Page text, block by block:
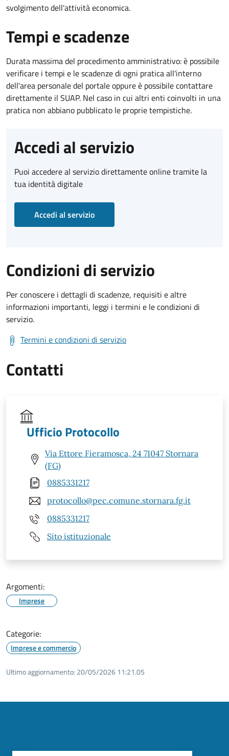
svolgimento dell'attività economica.
Tempi e scadenze
Durata massima del procedimento amministrativo: è possibile
verificare i tempi e le scadenze di ogni pratica all'interno
dell'area personale del portale oppure è possibile contattare
direttamente il SUAP. Nel caso in cui altri enti coinvolti in una
pratica non abbiano pubblicato le proprie tempistiche.
Accedi al servizio
Puoi accedere al servizio direttamente online tramite la
tua identità digitale
Accedi al servizio
Condizioni di servizio
Per conoscere i dettagli di scadenze, requisiti e altre
informazioni importanti, leggi i termini e le condizioni di
servizio.
Termini e condizioni di servizio
Contatti
Ufficio Protocollo
Via Ettore Fieramosca, 24 71047 Stornara
(FG)
0885331217
protocollo@pec.comune.stornara.fg.it
0885331217
Sito istituzionale
Argomenti:
Imprese
Categorie:
Imprese e commercio
Ultimo aggiornamento: 20/05/2026 11:21.05